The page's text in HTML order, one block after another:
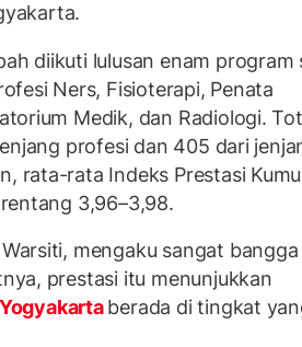
diikuti lulusan enam program
Ners, Fisioterapi, Penata
Medik, dan Radiologi.
profesi dan 405 dari
rata-rata Indeks Prestasi
3,96–3,98.
mengaku sangat
prestasi itu menunjukkan
berada di tingkat